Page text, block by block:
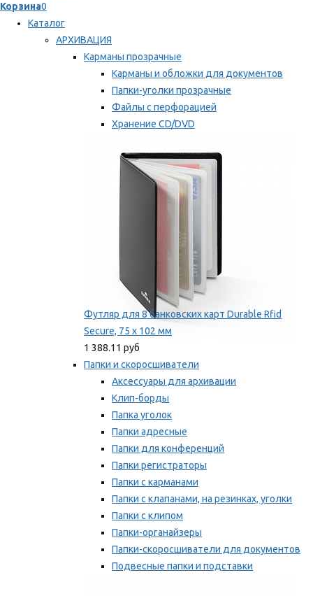
Корзина0
Каталог
АРХИВАЦИЯ
Карманы прозрачные
Карманы и обложки для документов
Папки-уголки прозрачные
Файлы с перфорацией
Хранение CD/DVD
Мы рекомендуем
Футляр для 8 банковских карт Durable Rfid
Secure, 75 х 102 мм
1 388.11 руб
Папки и скоросшиватели
Аксессуары для архивации
Клип-борды
Папка уголок
Папки адресные
Папки для конференций
Папки регистраторы
Папки с карманами
Папки с клапанами, на резинках, уголки
Папки с клипом
Папки-органайзеры
Папки-скоросшиватели для документов
Подвесные папки и подставки